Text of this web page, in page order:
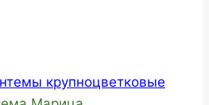
крупноцветковые